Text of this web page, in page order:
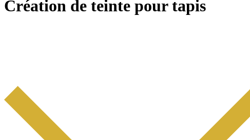
Création de teinte pour tapis